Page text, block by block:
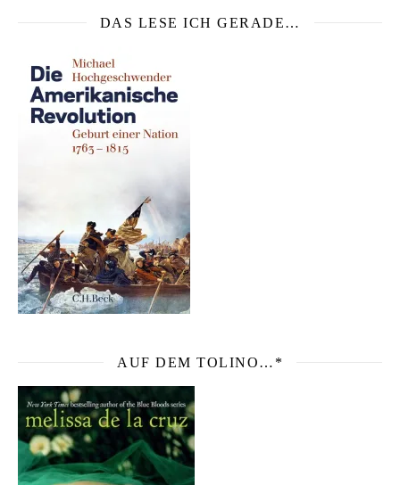
DAS LESE ICH GERADE…
AUF DEM TOLINO…*